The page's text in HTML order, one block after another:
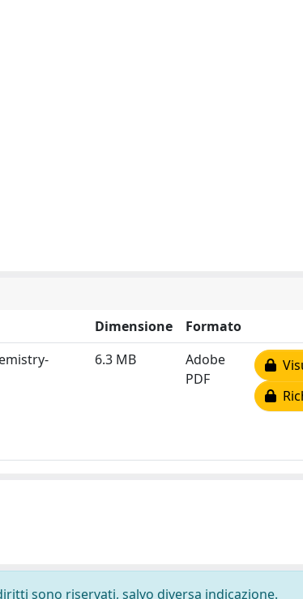
Dimensione
Formato
6.3 MB
Adobe
PDF
sono riservati, salvo diversa indicazione.